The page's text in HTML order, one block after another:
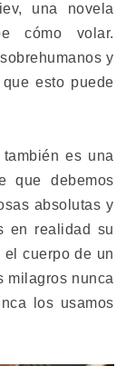
una novela
cómo volar.
y
esto puede
es una
que debemos
absolutas y
en realidad su
cuerpo de un
milagros nunca
los usamos